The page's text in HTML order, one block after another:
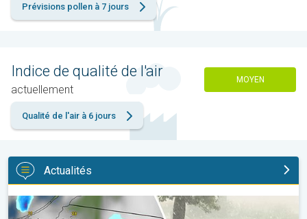
Prévisions pollen à 7 jours
Indice de qualité de l'air
actuellement
MOYEN
Qualité de l'air à 6 jours
Actualités
Orage de grêle gigantesque en Pologne. Fortes intempéries. . .